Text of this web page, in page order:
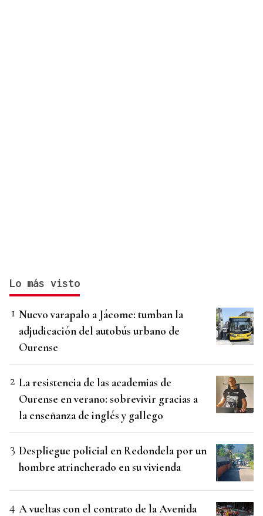
Lo más visto
Nuevo varapalo a Jácome: tumban la
adjudicación del autobús urbano de
Ourense
La resistencia de las academias de
Ourense en verano: sobrevivir gracias a
la enseñanza de inglés y gallego
Despliegue policial en Redondela por un
hombre atrincherado en su vivienda
A vueltas con el contrato de la Avenida